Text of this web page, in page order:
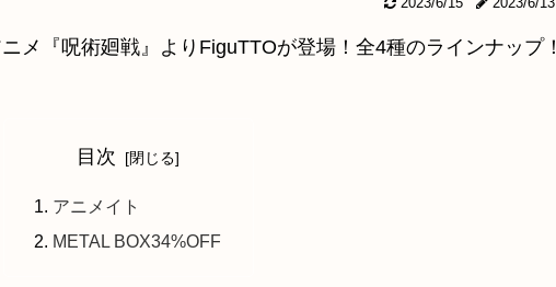
2023/6/15 2023/6/13
メ『呪術廻戦』よりFiguTTOが登場！全4種のラインナップ！
目次
アニメイト
METAL BOX34%OFF